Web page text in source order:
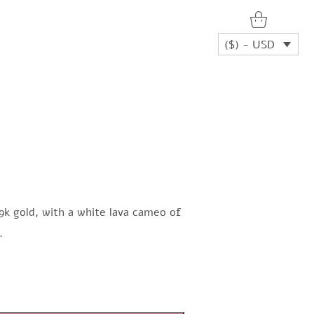
($) - USD
gold, with a white lava cameo of